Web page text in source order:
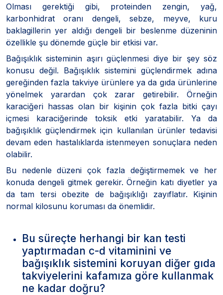
Olması gerektiği gibi, proteinden zengin, yağ,
karbonhidrat oranı dengeli, sebze, meyve, kuru
baklagillerin yer aldığı dengeli bir beslenme düzeninin
özellikle şu dönemde güçle bir etkisi var.
Bağışıklık sisteminin aşırı güçlenmesi diye bir şey söz
konusu değil. Bağışıklık sistemini güçlendirmek adına
gereğinden fazla takviye ürünlere ya da gıda ürünlerine
yönelmek yarardan çok zarar getirebilir. Örneğin
karaciğeri hassas olan bir kişinin çok fazla bitki çayı
içmesi karaciğerinde toksik etki yaratabilir. Ya da
bağışıklık güçlendirmek için kullanılan ürünler tedavisi
devam eden hastalıklarda istenmeyen sonuçlara neden
olabilir.
Bu nedenle düzeni çok fazla değiştirmemek ve her
konuda dengeli gitmek gerekir. Örneğin katı diyetler ya
da tam tersi obezite de bağışıklığı zayıflatır. Kişinin
normal kilosunu koruması da önemlidir.
Bu süreçte herhangi bir kan testi
yaptırmadan c-d vitaminini ve
bağışıklık sistemini koruyan diğer gıda
takviyelerini kafamıza göre kullanmak
ne kadar doğru?